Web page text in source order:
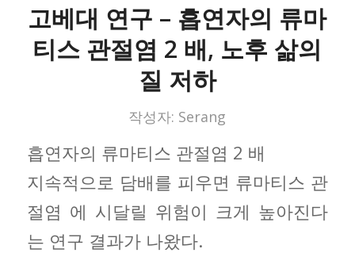
고베대 연구 – 흡연자의 류마
티스 관절염 2 배, 노후 삶의
질 저하
작성자: Serang
흡연자의 류마티스 관절염 2 배
지속적으로 담배를 피우면 류마티스 관
절염 에 시달릴 위험이 크게 높아진다
는 연구 결과가 나왔다.